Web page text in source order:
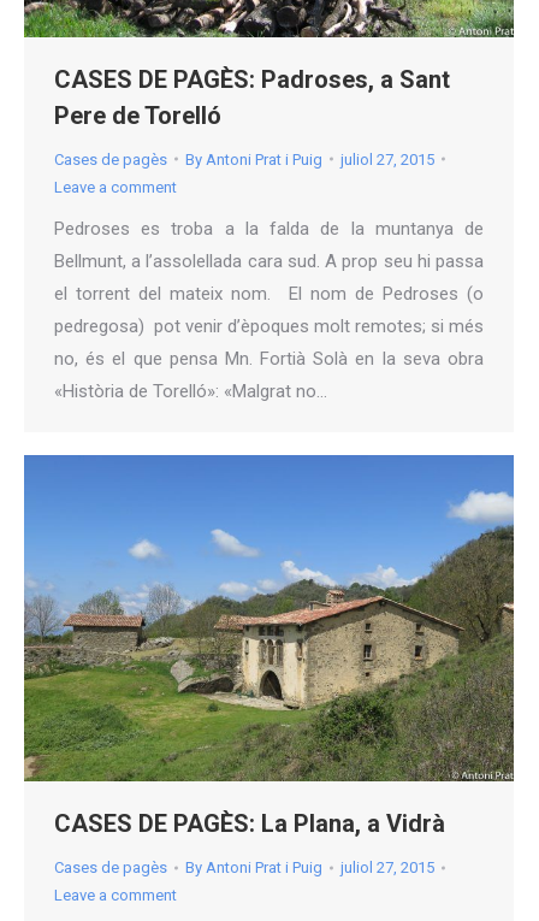
CASES DE PAGÈS: Padroses, a Sant
Pere de Torelló
Cases de pagès By Antoni Prat i Puig
juliol 27, 2015
Leave a comment
Pedroses es troba a la falda de la muntanya de
Bellmunt, a l’assolellada cara sud. A prop seu hi passa
el torrent del mateix nom. El nom de Pedroses (o
pedregosa) pot venir d’èpoques molt remotes; si més
no, és el que pensa Mn. Fortià Solà en la seva obra
«Història de Torelló»: «Malgrat no…
CASES DE PAGÈS: La Plana, a Vidrà
Cases de pagès By Antoni Prat i Puig
juliol 27, 2015
Leave a comment